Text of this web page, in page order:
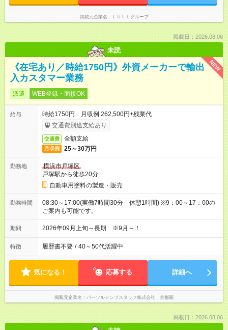
なし残業代を含みます。※超過分は全額支給いたします。 みな
別途支給いたします ※研修期間中（最大12ヶ月間）も、試用期
掲載元企業名 ＬＵＬＬグループ
掲載日：2026.08.06
未読
NEW
《在宅あり／時給1750円》外資メーカーで輸出
入カスタマー業務
派遣 WEB登録・面接OK
給与
時給1750円 月収例 262,500円+残業代
交通費別途支給あり
交通費 全額支給
月収例 25～30万円
勤務地
横浜市戸塚区
戸塚駅から徒歩20分
自動車用塗料の製造・販売
勤務時間
08:30～17:00(実働7時間30分 休憩1時間) ※9：00～17：00の
ご案内も可能です。
期間 2026年09月上旬～長期 ※9月～！
特徴 履歴書不要 / 40～50代活躍中
気になる！ 応募する 詳細へ
掲載元企業名 パーソルテンプスタッフ株式会社 首都圏
掲載日：2026.08.06